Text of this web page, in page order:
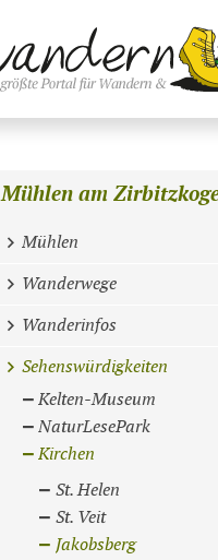
Mühlen am
Mühlen
Wanderwege
Wanderinfos
Sehenswürdigkeiten
Kelten-Museum
NaturLesePark
Kirchen
St. Helen
St. Veit
Jakobsberg